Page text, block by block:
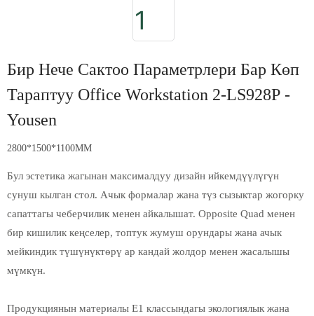
Бир Нече Сактоо Параметрлери Бар Көп
Тараптуу Office Workstation 2-LS928P -
Yousen
2800*1500*1100MM
Бул эстетика жагынан максималдуу дизайн ийкемдүүлүгүн
сунуш кылган стол. Ачык формалар жана түз сызыктар жогорку
сапаттагы чеберчилик менен айкалышат. Opposite Quad менен
бир кишилик кеңселер, топтук жумуш орундары жана ачык
мейкиндик түшүнүктөрү ар кандай жолдор менен жасалышы
мүмкүн.
Продукциянын материалы E1 классындагы экологиялык жана